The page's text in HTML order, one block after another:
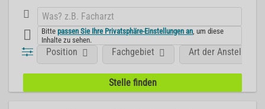
Bittepassen Sie Ihre Privatsphäre-Einstellungen an , um diese
Inhalte zu sehen.
Position Fachgebiet Art der Anstellung